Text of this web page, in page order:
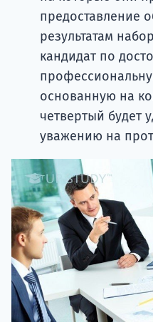
предоставление
результатам
кандидат по
основанную на
четвертый будет
уважению на